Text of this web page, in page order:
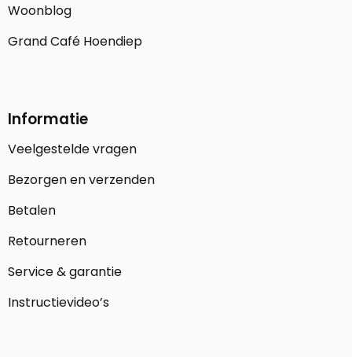
Woonblog
Grand Café Hoendiep
Informatie
Veelgestelde vragen
Bezorgen en verzenden
Betalen
Retourneren
Service & garantie
Instructievideo’s